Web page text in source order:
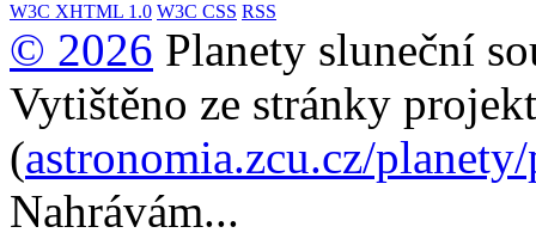
W3C XHTML 1.0 W3C CSS RSS
© 2026 Planety sluneční
Vytištěno ze stránky
(astronomia.zcu.cz/
Nahrávám...